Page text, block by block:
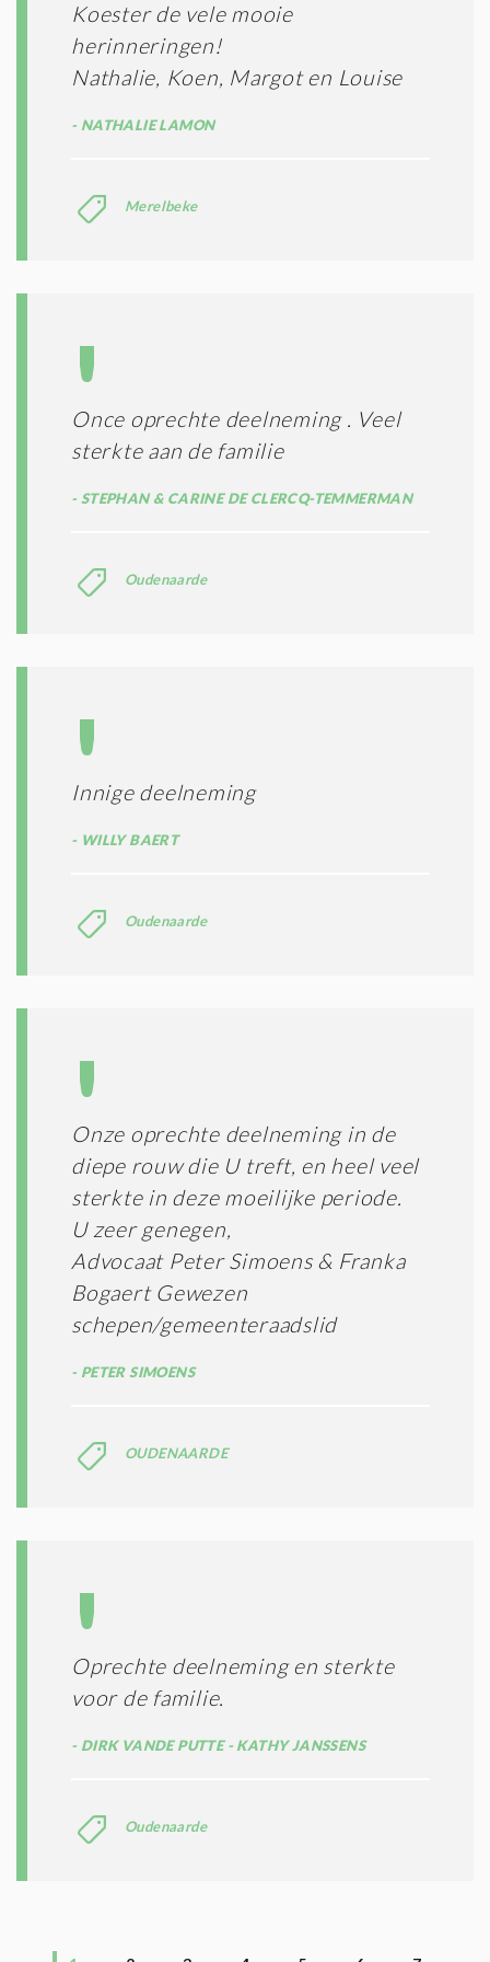
Koester de vele mooie
herinneringen!
Nathalie, Koen, Margot en Louise
NATHALIE LAMON
Merelbeke
Once oprechte deelneming . Veel
sterkte aan de familie
STEPHAN & CARINE DE CLERCQ-TEMMERMAN
Oudenaarde
Innige deelneming
WILLY BAERT
Oudenaarde
Onze oprechte deelneming in de
diepe rouw die U treft, en heel veel
sterkte in deze moeilijke periode.
U zeer genegen,
Advocaat Peter Simoens & Franka
Bogaert Gewezen
schepen/gemeenteraadslid
PETER SIMOENS
OUDENAARDE
Oprechte deelneming en sterkte
voor de familie.
DIRK VANDE PUTTE - KATHY JANSSENS
Oudenaarde